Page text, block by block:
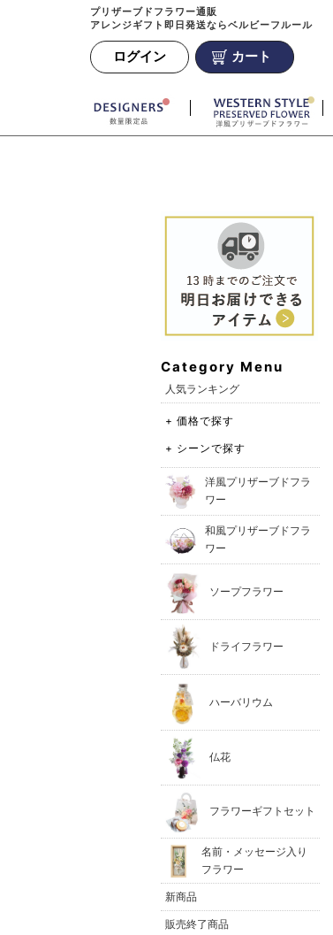
プリザーブドフラワー通販
アレンジギフト即日発送ならベルビーフルール
ログイン カート
Category Menu
人気ランキング
+ 価格で探す
+ シーンで探す
洋風プリザーブドフラ
ワー
和風プリザーブドフラ
ワー
ソープフラワー
ドライフラワー
ハーバリウム
仏花
フラワーギフトセット
名前・メッセージ入り
フラワー
新商品
販売終了商品